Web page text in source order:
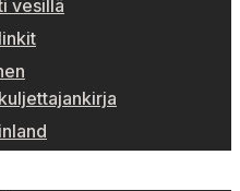
vesillä